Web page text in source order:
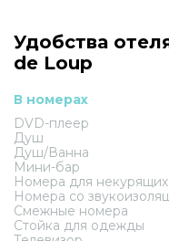
Удобства
de Loup
В номерах
DVD-плеер
Душ
Душ/Ванна
Мини-бар
Номера для некурящих
Номера со
Смежные номера
Стойка для одежды